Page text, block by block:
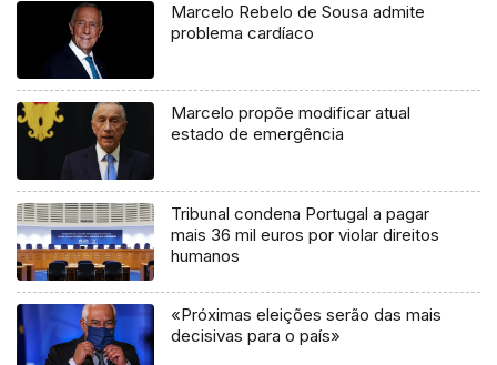
Marcelo Rebelo de Sousa admite
problema cardíaco
Marcelo propõe modificar atual
estado de emergência
Tribunal condena Portugal a pagar
mais 36 mil euros por violar direitos
humanos
«Próximas eleições serão das mais
decisivas para o país»